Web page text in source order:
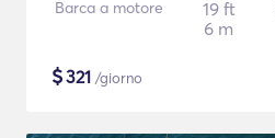
Barca a motore
19 ft
6 m
$321 /giorno